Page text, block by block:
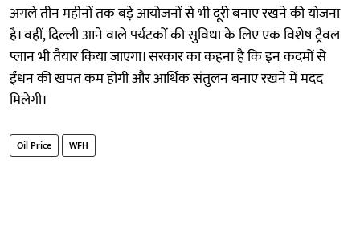
अगले तीन महीनों तक बड़े आयोजनों से भी दूरी बनाए रखने की योजना
है। वहीं, दिल्ली आने वाले पर्यटकों की सुविधा के लिए एक विशेष ट्रैवल
प्लान भी तैयार किया जाएगा। सरकार का कहना है कि इन कदमों से
ईंधन की खपत कम होगी और आर्थिक संतुलन बनाए रखने में मदद
मिलेगी।
Oil Price WFH